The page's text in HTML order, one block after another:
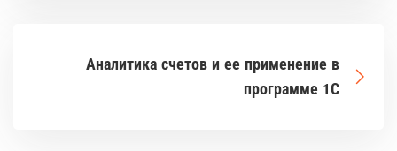
Аналитика счетов и ее применение в
программе 1С